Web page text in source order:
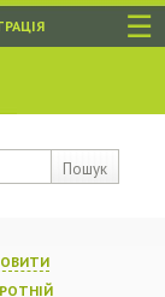
☰
Пошук